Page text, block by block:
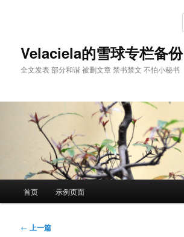
Velaciela的雪球专栏备份
全文发表 部分和谐 被删文章 禁书禁文 不怕小秘书
首页 示例页面
文
← 上一篇